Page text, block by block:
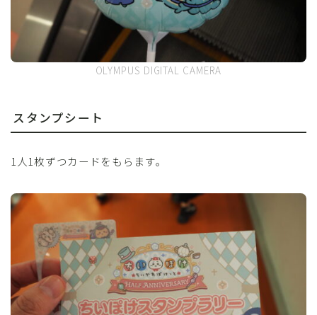
OLYMPUS DIGITAL CAMERA
スタンプシート
1人1枚ずつカードをもらます。